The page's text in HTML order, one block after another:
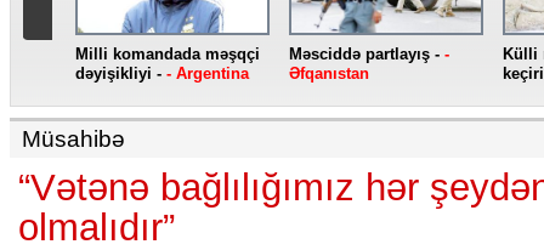
Milli komandada məşqçi
dəyişikliyi - - Argentina
Məsciddə partlayış - -
Əfqanıstan
Külli
Müsahibə
“Vətənə bağlılığımız hər
olmalıdır”